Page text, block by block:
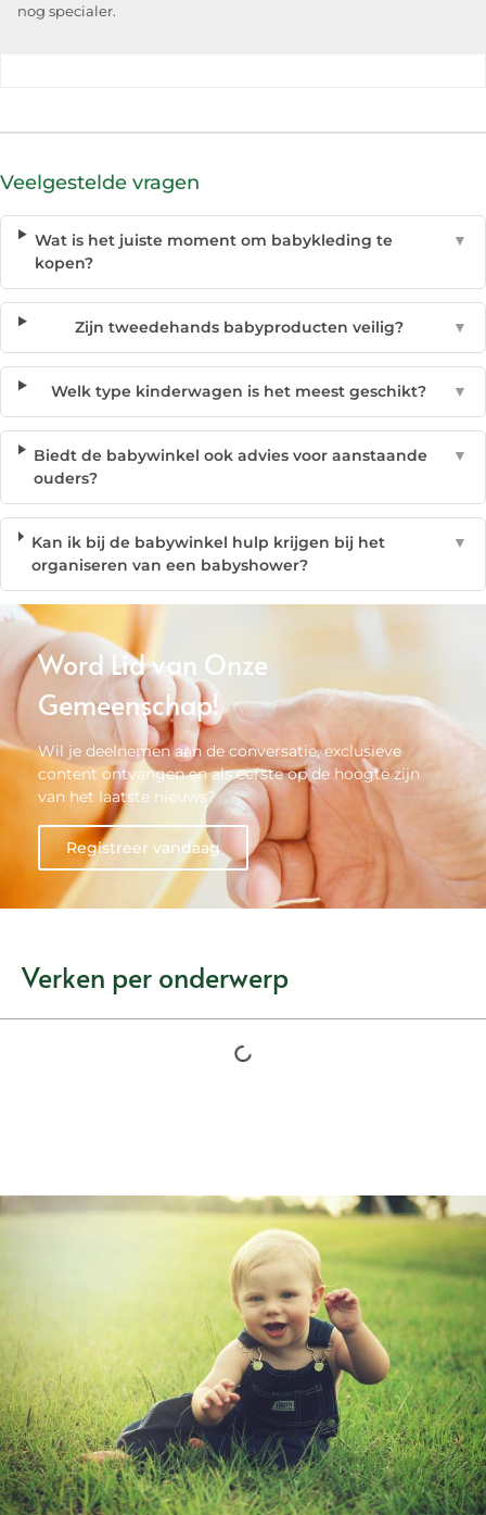
nog specialer.
Veelgestelde vragen
Wat is het juiste moment om babykleding te
kopen?
▼
Zijn tweedehands babyproducten veilig? ▼
Welk type kinderwagen is het meest geschikt? ▼
Biedt de babywinkel ook advies voor aanstaande
ouders?
▼
Kan ik bij de babywinkel hulp krijgen bij het
organiseren van een babyshower?
▼
Word Lid van Onze
Gemeenschap!
Wil je deelnemen aan de conversatie, exclusieve
content ontvangen en als eerste op de hoogte zijn
van het laatste nieuws?
Registreer vandaag
Verken per onderwerp